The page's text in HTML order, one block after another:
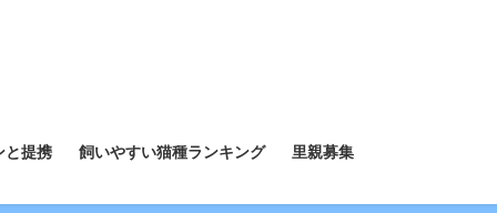
と提携 飼いやすい猫種ランキング 里親募集